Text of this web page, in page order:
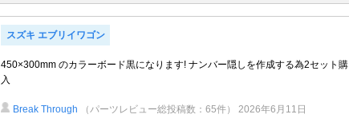
スズキ エブリイワゴン
450×300mm のカラーボード黒になります! ナンバー隠しを作成する為2セット購
入
Break Through （パーツレビュー総投稿数：65件） 2026年6月11日